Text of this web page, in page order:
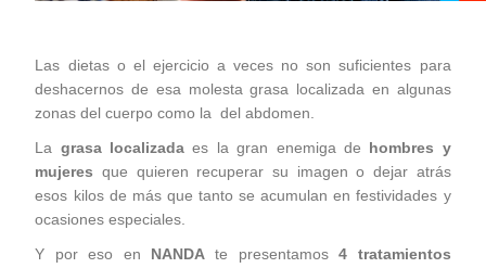
Las dietas o el ejercicio a veces no son suficientes para
deshacernos de esa molesta grasa localizada en algunas
zonas del cuerpo como la del abdomen.
La grasa localizadaes la gran enemiga de hombres y
mujeresque quieren recuperar su imagen o dejar atrás
esos kilos de más que tanto se acumulan en festividades y
ocasiones especiales.
Y por eso en NANDA te presentamos4 tratamientos